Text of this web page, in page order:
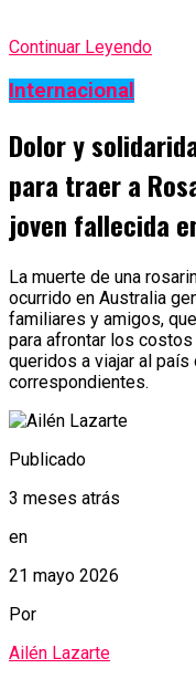
Continuar Leyendo
Internacional
Dolor y
para traer a
joven fallecida
La muerte de una
ocurrido en Australia
familiares y amigos,
para afrontar los
queridos a viajar al
correspondientes.
Publicado
3 meses atrás
en
21 mayo 2026
Por
Ailén Lazarte